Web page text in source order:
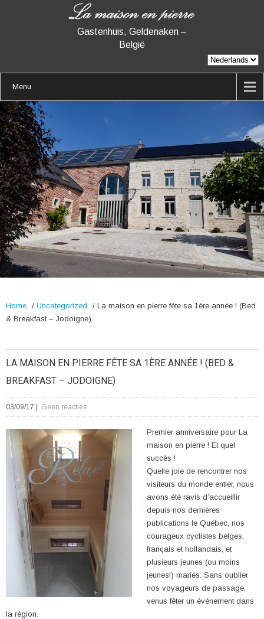
Gastenhuis, Geldenaken –
België
Menu
Home / Uncategorized / La maison en pierre fête sa 1ère année ! (Bed
& Breakfast – Jodoigne)
LA MAISON EN PIERRE FÊTE SA 1ÈRE ANNÉE ! (BED &
BREAKFAST – JODOIGNE)
03/09/17 Geen reacties
Premier anniversaire pour La
maison en pierre ! Et quel
succès !
Quelle joie de rencontrer nos
visiteurs du monde entier, nous
avons été ravis d’accueillir
depuis nos dernières
publications le Québec, nos
courageux cyclistes belges,
français et hollandais, et
plusieurs jeunes (ou moins
jeunes!) mariés. Sans oublier
nos voyageurs de passage,
venus fêter un événement dans
la région.